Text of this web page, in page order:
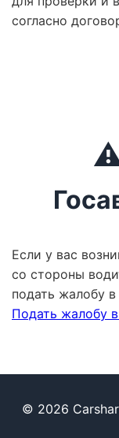
согласно
Если у вас
со стороны
подать жалобу
Подать жалобу
© 2026